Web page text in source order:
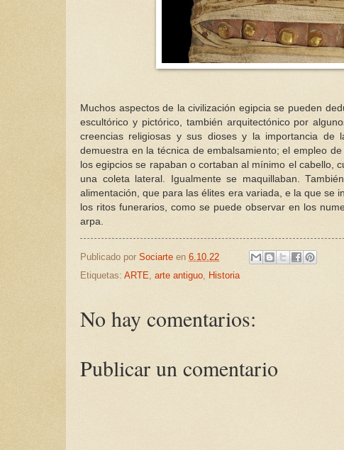
Muchos aspectos de la civilización egipcia se pueden
escultórico y pictórico, también arquitectónico por
creencias religiosas y sus dioses y la importancia de
demuestra en la técnica de embalsamiento; el empleo
los egipcios se rapaban o cortaban al mínimo el cabello,
una coleta lateral. Igualmente se maquillaban.
alimentación, que para las élites era variada, e la que se
los ritos funerarios, como se puede observar en los
arpa.
Publicado por Sociarte en 6.10.22
Etiquetas: ARTE, arte antiguo, Historia
No hay comentarios:
Publicar un comentario